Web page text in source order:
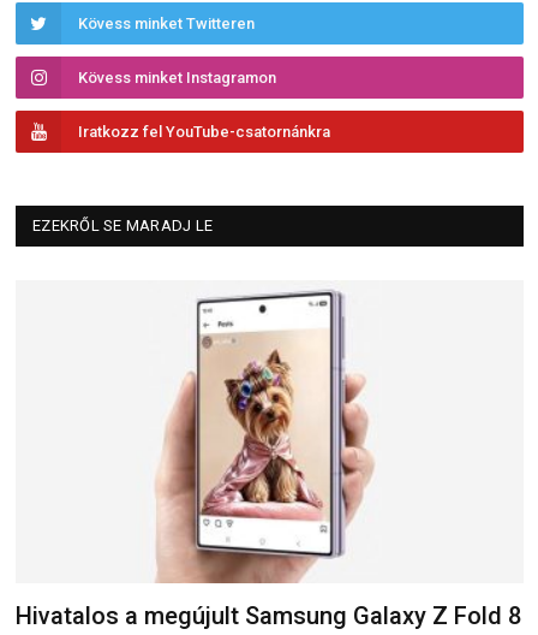
Kövess minket Twitteren
Kövess minket Instagramon
Iratkozz fel YouTube-csatornánkra
EZEKRŐL SE MARADJ LE
Hivatalos a megújult Samsung Galaxy Z Fold 8